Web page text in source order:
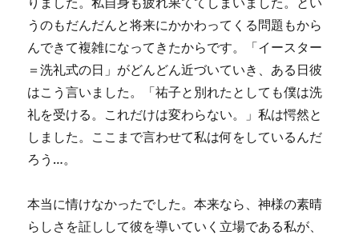
うのもだんだんと将来にかかわってくる問題もから
んできて複雑になってきたからです。「イースター
＝洗礼式の日」がどんどん近づいていき、ある日彼
はこう言いました。「祐子と別れたとしても僕は洗
礼を受ける。これだけは変わらない。」私は愕然と
しました。ここまで言わせて私は何をしているんだ
ろう…。
本当に情けなかったでした。本来なら、神様の素晴
らしさを証しして彼を導いていく立場である私が、